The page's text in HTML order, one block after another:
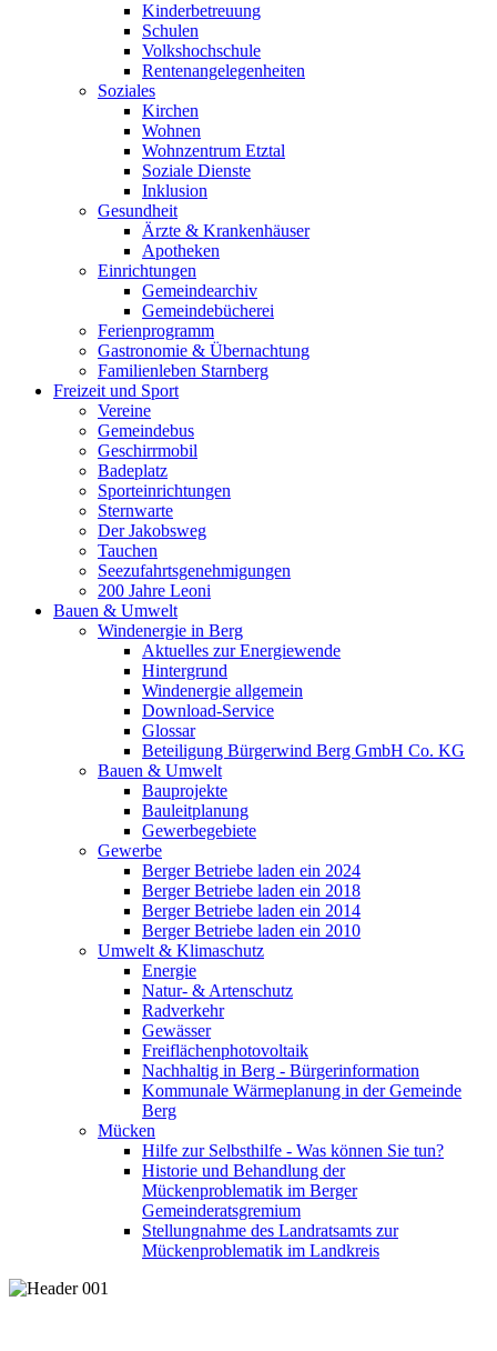
Kinderbetreuung
Schulen
Volkshochschule
Rentenangelegenheiten
Soziales
Kirchen
Wohnen
Wohnzentrum Etztal
Soziale Dienste
Inklusion
Gesundheit
Ärzte & Krankenhäuser
Apotheken
Einrichtungen
Gemeindearchiv
Gemeindebücherei
Ferienprogramm
Gastronomie & Übernachtung
Familienleben Starnberg
Freizeit und Sport
Vereine
Gemeindebus
Geschirrmobil
Badeplatz
Sporteinrichtungen
Sternwarte
Der Jakobsweg
Tauchen
Seezufahrtsgenehmigungen
200 Jahre Leoni
Bauen & Umwelt
Windenergie in Berg
Aktuelles zur Energiewende
Hintergrund
Windenergie allgemein
Download-Service
Glossar
Beteiligung Bürgerwind Berg GmbH Co. KG
Bauen & Umwelt
Bauprojekte
Bauleitplanung
Gewerbegebiete
Gewerbe
Berger Betriebe laden ein 2024
Berger Betriebe laden ein 2018
Berger Betriebe laden ein 2014
Berger Betriebe laden ein 2010
Umwelt & Klimaschutz
Energie
Natur- & Artenschutz
Radverkehr
Gewässer
Freiflächenphotovoltaik
Nachhaltig in Berg - Bürgerinformation
Kommunale Wärmeplanung in der Gemeinde
Berg
Mücken
Hilfe zur Selbsthilfe - Was können Sie tun?
Historie und Behandlung der
Mückenproblematik im Berger
Gemeinderatsgremium
Stellungnahme des Landratsamts zur
Mückenproblematik im Landkreis